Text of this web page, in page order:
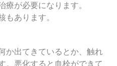
療が必要になります。
あります。
か出てきているとか、触れ
。悪化すると血栓ができて